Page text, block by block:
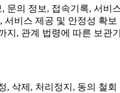
문의 정보, 접속기록, 서비
서비스 제공 및 안정성 확보
, 관계 법령에 따른 보관
삭제, 처리정지, 동의 철